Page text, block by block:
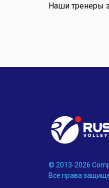
Наши тренеры
© 2013-2026
Все права